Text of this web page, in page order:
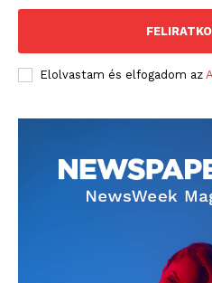
Elolvastam és elfogadom az